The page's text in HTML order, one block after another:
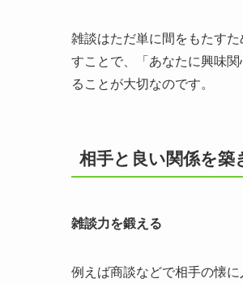
雑談はただ単に間をもたす
すことで、
「あなたに興味
ることが大切なのです。
相手と良い関係を築
雑談力を鍛える
例えば商談などで相手の懐